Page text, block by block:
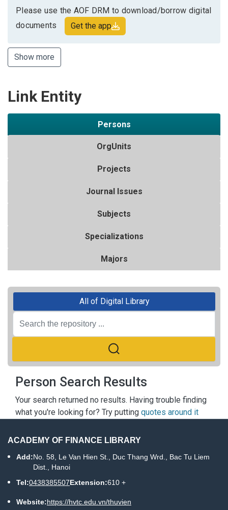
Please use the AOF DRM to download/borrow digital
documents
Get the app
Show more
Link Entity
Persons
OrgUnits
Projects
Journal Issues
Subjects
Specializations
Majors
All of Digital Library
Person Search Results
Your search returned no results. Having trouble finding
what you're looking for? Try putting quotes around it
ACADEMY OF FINANCE LIBRARY
Add:No. 58, Le Van Hien St., Duc Thang Wrd., Bac Tu Liem
Dist., Hanoi
Tel:0438385507Extension:610 +
Website:https://hvtc.edu.vn/thuvien